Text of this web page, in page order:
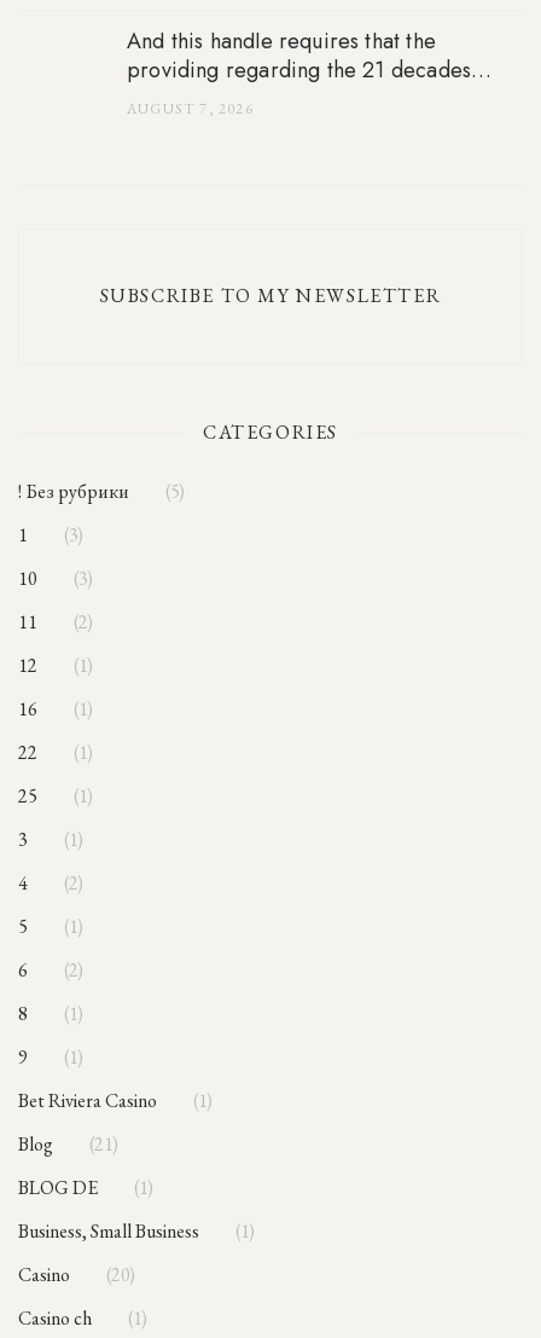
gizmos
And this handle requires that the
providing regarding the 21 decades
dated to see, it does not matter to tackle
AUGUST 7, 2026
SUBSCRIBE TO MY NEWSLETTER
CATEGORIES
! Без рубрики
5
1
3
10
3
11
2
12
1
16
1
22
1
25
1
3
1
4
2
5
1
6
2
8
1
9
1
Bet Riviera Casino
1
blog
21
BLOG DE
1
Business, Small Business
1
casino
20
casino ch
1